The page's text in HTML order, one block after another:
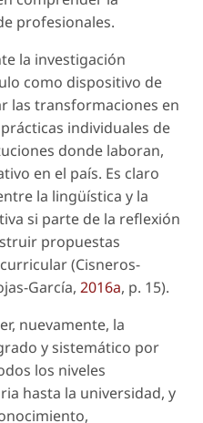
profesionales.
la investigación
como dispositivo de
las transformaciones en
individuales de
donde laboran,
en el país. Es claro
la lingüística y la
si parte de la reflexión
propuestas
(Cisneros-
García, 2016a, p. 15).
nuevamente, la
y sistemático por
los niveles
hasta la universidad, y